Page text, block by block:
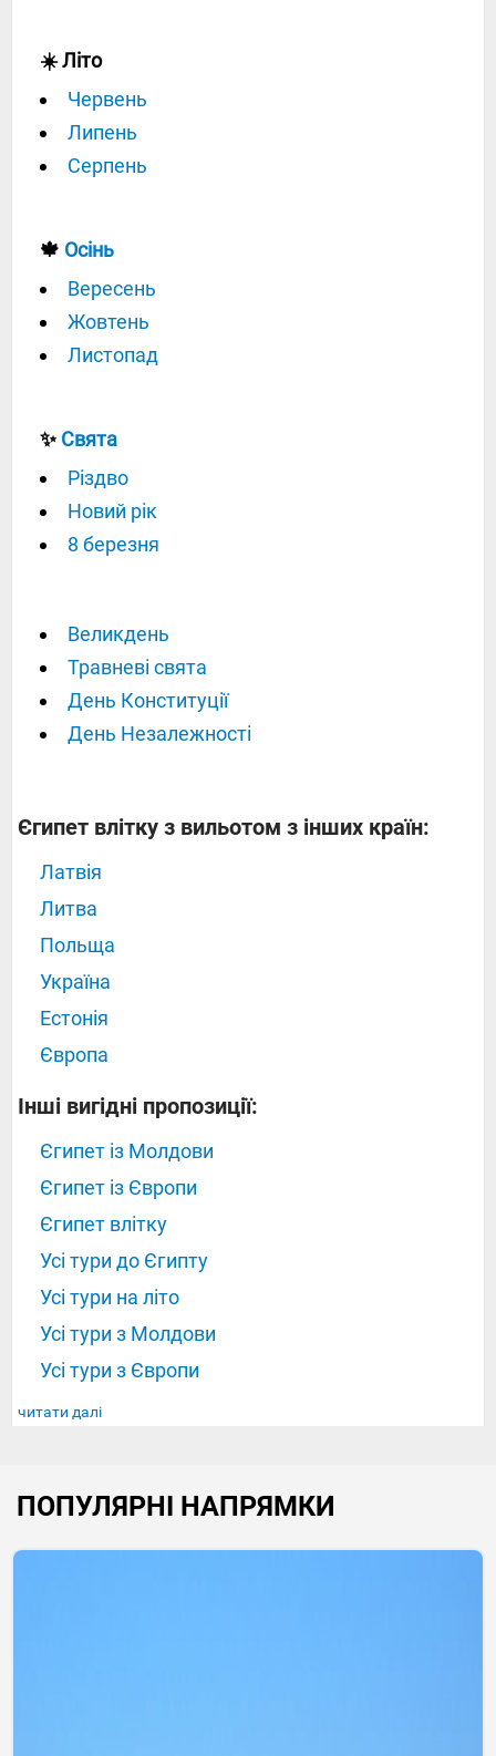
☀️ Літо
Червень
Липень
Серпень
🍁 Осінь
Вересень
Жовтень
Листопад
✨Свята
Різдво
Новий рік
8 березня
Великдень
Травневі свята
День Конституції
День Незалежності
Єгипет влітку з вильотом з інших країн:
Латвія
Литва
Польща
Україна
Естонія
Європа
Інші вигідні пропозиції:
Єгипет із Молдови
Єгипет із Європи
Єгипет влітку
Усі тури до Єгипту
Усі тури на літо
Усі тури з Молдови
Усі тури з Європи
читати далі
ПОПУЛЯРНІ НАПРЯМКИ